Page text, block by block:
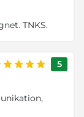
TNKS.
5